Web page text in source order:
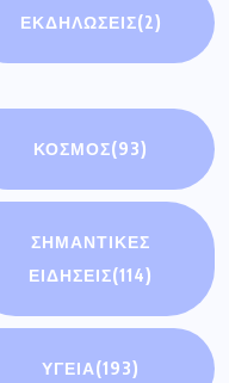
ΕΚΔΗΛΩΣΕΙΣ(2)
ΚΟΣΜΟΣ(93)
ΣΗΜΑΝΤΙΚΈΣ
ΕΙΔΉΣΕΙΣ(114)
ΥΓΕΙΑ(193)